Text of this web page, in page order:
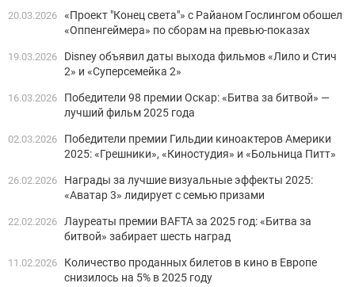
20.03.2026 «Проект "Конец света"» с Райаном Гослингом обошел
«Оппенгеймера» по сборам на превью-показах
19.03.2026
Disney объявил даты выхода фильмов «Лило и Стич
2» и «Суперсемейка 2»
16.03.2026
Победители 98 премии Оскар: «Битва за битвой» —
лучший фильм 2025 года
02.03.2026
Победители премии Гильдии киноактеров Америки
2025: «Грешники», «Киностудия» и «Больница Питт»
26.02.2026
Награды за лучшие визуальные эффекты 2025:
«Аватар 3» лидирует с семью призами
22.02.2026 Лауреаты премии BAFTA за 2025 год: «Битва за
битвой» забирает шесть наград
11.02.2026
Количество проданных билетов в кино в Европе
снизилось на 5% в 2025 году